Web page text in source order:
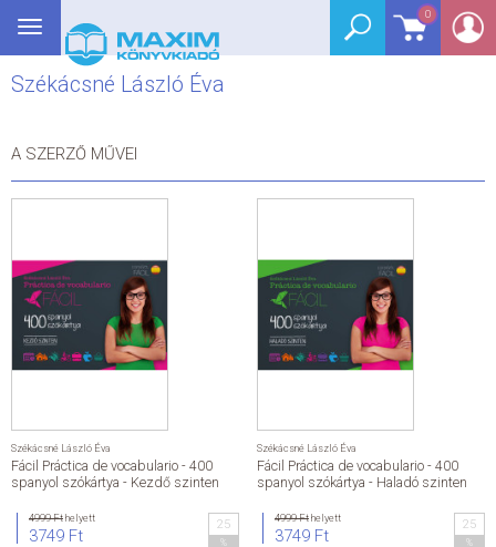
0
Toggle
navigation
Székácsné László Éva
A SZERZŐ MŰVEI
Székácsné László Éva
Fácil Práctica de vocabulario - 400
spanyol szókártya - Kezdő szinten
4999 Fthelyett
3749 Ft
25
Székácsné László Éva
Fácil Práctica de vocabulario - 400
spanyol szókártya - Haladó szinten
4999 Fthelyett
3749 Ft
25
BEJELENTKEZÉS
SEGÉDKÖNYV
GRIMM SZÓTÁR
E-KÖNYVEK
AKCIÓ
HÍREK
ÁLTALÁNOS SZERZŐDÉSI FELTÉTELEK